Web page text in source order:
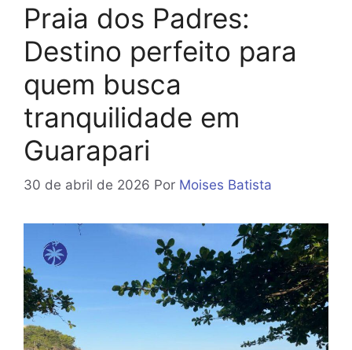
Praia dos Padres:
Destino perfeito para
quem busca
tranquilidade em
Guarapari
30 de abril de 2026 Por Moises Batista